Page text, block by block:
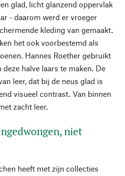
glad, licht glanzend oppervlak
- daarom werd er vroeger
kleding van gemaakt.
het ook voorbestemd als
Hannes Roether gebruikt
halve laars te maken. De
leer, dat bij de neus glad is
visueel contrast. Van binnen
zacht leer.
niet
heeft met zijn collecties